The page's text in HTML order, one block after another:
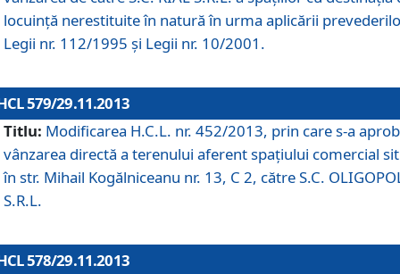
locuinţă nerestituite în natură în urma aplicării
Legii nr. 112/1995 şi Legii nr. 10/2001.
579/29.11.2013
Titlu: Modificarea H.C.L. nr. 452/2013, prin care s-a
vânzarea directă a terenului aferent spaţiului comercial
în str. Mihail Kogălniceanu nr. 13, C 2, către S.C.
S.R.L.
578/29.11.2013